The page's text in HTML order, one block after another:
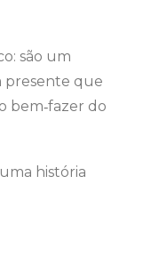
são um
presente que
bem‑fazer do
história